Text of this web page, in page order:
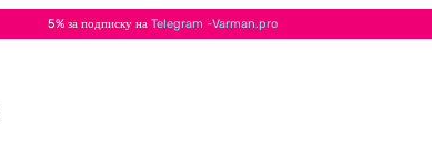
5% за подписку на Telegram -Varman.pro